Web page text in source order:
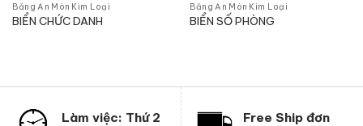
Bảng Ăn Mòn Kim Loại
BIỂN CHỨC DANH
Bảng Ăn Mòn Kim Loại
BIỂN SỐ PHÒNG
Làm việc: Thứ 2
Free Ship đơn